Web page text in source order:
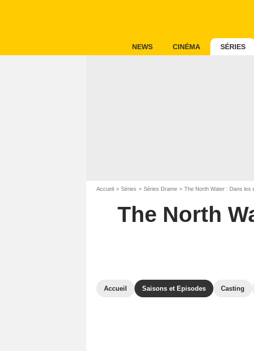
NEWS CINÉMA SÉRIES
Accueil Séries Séries Drame The North Water : Dans les
The North
Accueil Saisons et Episodes Casting